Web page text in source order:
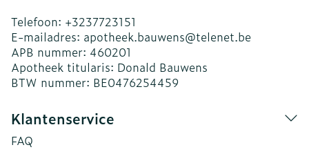
Telefoon: +3237723151
E-mailadres: apotheek.bauwens@telenet.be
APB nummer: 460201
Apotheek titularis: Donald Bauwens
BTW nummer: BE0476254459
Klantenservice
FAQ